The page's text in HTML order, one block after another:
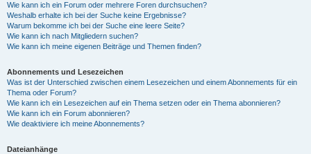
Wie kann ich ein Forum oder mehrere Foren durchsuchen?
Weshalb erhalte ich bei der Suche keine Ergebnisse?
Warum bekomme ich bei der Suche eine leere Seite?
Wie kann ich nach Mitgliedern suchen?
Wie kann ich meine eigenen Beiträge und Themen finden?
Abonnements und Lesezeichen
Was ist der Unterschied zwischen einem Lesezeichen und einem Abonnements für ein
Thema oder Forum?
Wie kann ich ein Lesezeichen auf ein Thema setzen oder ein Thema abonnieren?
Wie kann ich ein Forum abonnieren?
Wie deaktiviere ich meine Abonnements?
Dateianhänge